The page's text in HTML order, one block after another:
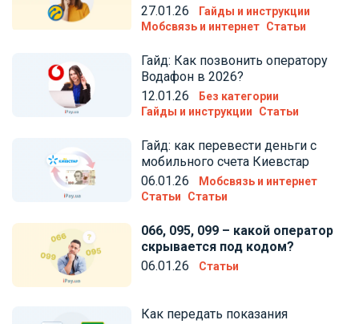
27.01.26
Гайды и инструкции
Мобсвязь и интернет Статьи
Гайд: Как позвонить оператору
Водафон в 2026?
12.01.26
Без категории
Гайды и инструкции
Статьи
Гайд: как перевести деньги с
мобильного счета Киевстар
06.01.26
Мобсвязь и интернет
Статьи
Статьи
066, 095, 099 – какой оператор
скрывается под кодом?
06.01.26
Статьи
Как передать показания